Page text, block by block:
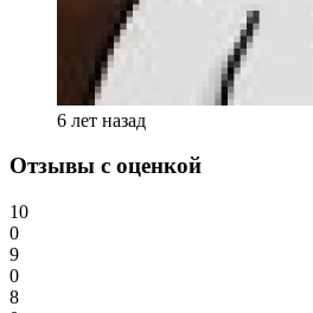
6 лет назад
Отзывы с оценкой
10
0
9
0
8